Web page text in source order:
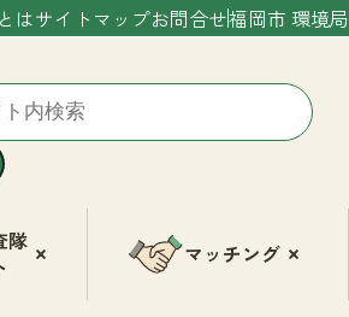
はサイトマップお問合せ福岡市 環境局
隊
マッチング